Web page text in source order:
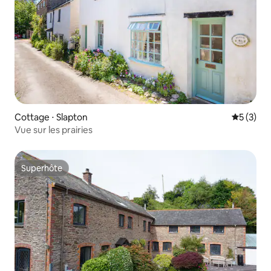
Cottage ⋅ Slapton
5 (3)
Vue sur les prairies
Superhôte
Superhôte